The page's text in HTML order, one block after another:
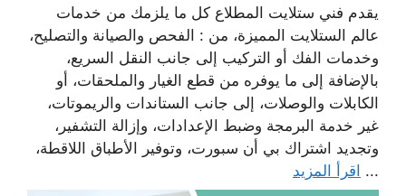
يقدم فني ستلايت المطلاع كل ما يلزمك من خدمات
عالم الستلايت المميزة، من : الفحص والصيانة والتصليح،
وخدمات الفك أو التركيب إلى جانب النقل السريع،
بالإضافة إلى ما يوفره من قطع الغيار والملحقات، أو
الكابلات والوصلات، إلى جانب الستاندات والريموتات،
غير خدمة البرمجة وضبط الإعدادات، وإزالة التشفير،
وتجديد اشتراك بي أن سبورت، وتوفير الأطباق اللاقطة،
... اقرأ المزيد